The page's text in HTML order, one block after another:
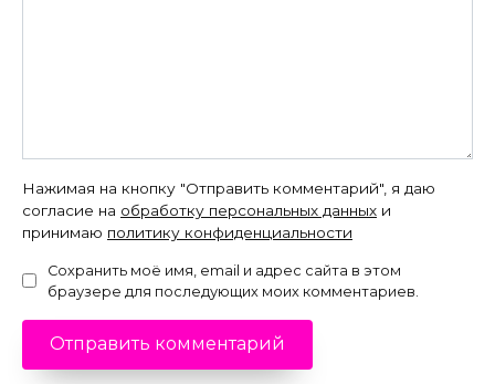
Нажимая на кнопку "Отправить комментарий", я даю
согласие на обработку персональных данных и
принимаю политику конфиденциальности
Сохранить моё имя, email и адрес сайта в этом
браузере для последующих моих комментариев.